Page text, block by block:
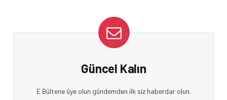
Güncel Kalın
E Bültene üye olun gündemden ilk siz haberdar olun.